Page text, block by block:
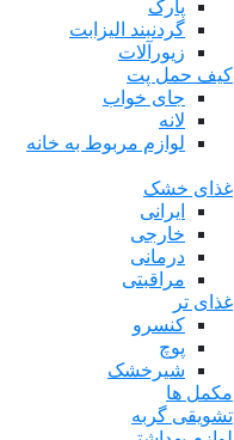
پارک
گردنبند الیزابت
زیورآلات
کیف حمل پت
جای خواب
لانه
لوازم مربوط به خانه
غذای خشک
ایرانی
خارجی
درمانی
مراقبتی
غذای تر
کنسرو
پوچ
شیرخشک
مکمل ها
تشویقی گربه